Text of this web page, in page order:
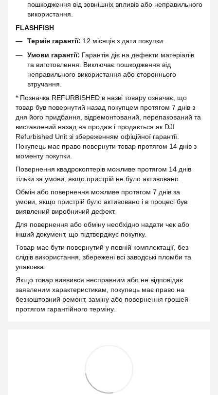
пошкодження від зовнішніх впливів або неправильного
використання.
FLASHFISH
Термін гарантії: 12 місяців з дати покупки.
Умови гарантії: Гарантія діє на дефекти матеріалів
та виготовлення. Виключає пошкодження від
неправильного використання або стороннього
втручання.
* Позначка REFURBISHED в назві товару означає, що
товар був повернутий назад покупцем протягом 7 днів з
дня його придбання, відремонтований, перепакований та
виставлений назад на продаж і продається як DJI
Refurbished Unit зі збереженням офіційної гарантії.
Покупець має право повернути товар протягом 14 днів з
моменту покупки.
Повернення квадрокоптерів можливе протягом 14 днів
тільки за умови, якщо пристрій не було активовано.
Обмін або повернення можливе протягом 7 днів за
умови, якщо пристрій було активовано і в процесі був
виявлений виробничий дефект.
Для повернення або обміну необхідно надати чек або
інший документ, що підтверджує покупку.
Товар має бути повернутий у повній комплектації, без
слідів використання, збережені всі заводські пломби та
упаковка.
Якщо товар виявився несправним або не відповідає
заявленим характеристикам, покупець має право на
безкоштовний ремонт, заміну або повернення грошей
протягом гарантійного терміну.